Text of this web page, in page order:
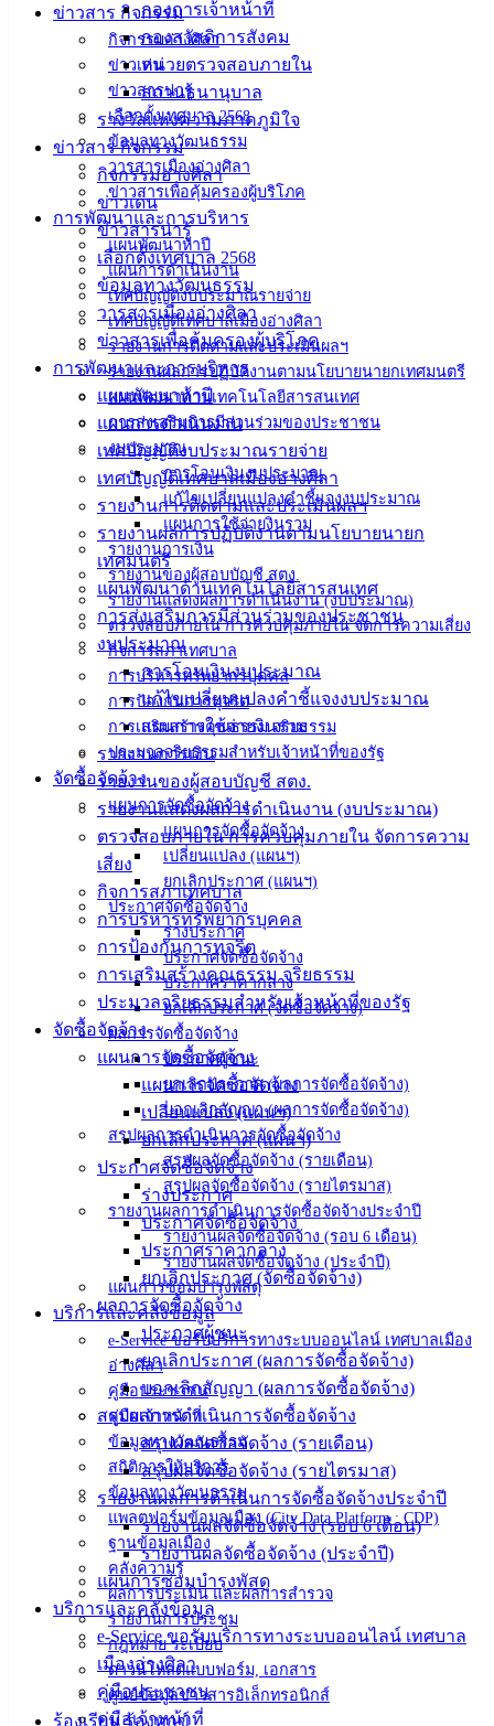
ข่าวสาร กิจกรรม
กิจกรรมอ่างศิลา
ข่าวเด่น
ข่าวสารน่ารู้
เลือกตั้งเทศบาล 2568
ข้อมูลทางวัฒนธรรม
วารสารเมืองอ่างศิลา
ข่าวสารเพื่อคุ้มครองผู้บริโภค
การพัฒนาและการบริหาร
แผนพัฒนาห้าปี
แผนการดำเนินงาน
เทศบัญญัติงบประมาณรายจ่าย
เทศบัญญัติเทศบาลเมืองอ่างศิลา
รายงานการติดตามและประเมินผลฯ
รายงานผลการปฏิบัติงานตามนโยบายนายกเทศมนตรี
แผนพัฒนาด้านเทคโนโลยีสารสนเทศ
การส่งเสริมการมีส่วนร่วมของประชาชน
งบประมาณ
การโอนเงินงบประมาณ
แก้ไขเปลี่ยนแปลงคำชี้แจงงบประมาณ
แผนการใช้จ่ายงินรวม
รายงานการเงิน
รายงานของผู้สอบบัญชี สตง.
รายงานแสดงผลการดำเนินงาน (งบประมาณ)
ตรวจสอบภายใน การควบคุมภายใน จัดการความเสี่ยง
กิจการสภาเทศบาล
การบริหารทรัพยากรบุคคล
การป้องกันการทุจริต
การเสริมสร้างคุณธรรม จริยธรรม
ประมวลจริยธรรมสำหรับเจ้าหน้าที่ของรัฐ
จัดซื้อจัดจ้าง
แผนการจัดซื้อจัดจ้าง
แผนการจัดซื้อจัดจ้าง
เปลี่ยนแปลง (แผนฯ)
ยกเลิกประกาศ (แผนฯ)
ประกาศจัดซื้อจัดจ้าง
ร่างประกาศ
ประกาศจัดซื้อจัดจ้าง
ประกาศราคากลาง
ยกเลิกประกาศ (จัดซื้อจัดจ้าง)
ผลการจัดซื้อจัดจ้าง
ประกาศผู้ชนะ
ยกเลิกประกาศ (ผลการจัดซื้อจัดจ้าง)
บอกเลิกสัญญา (ผลการจัดซื้อจัดจ้าง)
สรุปผลการดำเนินการจัดซื้อจัดจ้าง
สรุปผลจัดซื้อจัดจ้าง (รายเดือน)
สรุปผลจัดซื้อจัดจ้าง (รายไตรมาส)
รายงานผลการดำเนินการจัดซื้อจัดจ้างประจำปี
รายงานผลจัดซื้อจัดจ้าง (รอบ 6 เดือน)
รายงานผลจัดซื้อจัดจ้าง (ประจำปี)
แผนการซ่อมบำรุงพัสดุ
บริการและคลังข้อมูล
e-Service ขอรับบริการทางระบบออนไลน์ เทศบาลเมือง
อ่างศิลา
คู่มือประชาชน
คู่มือเจ้าหน้าที่
ข้อมูลทางวัฒนธรรม
สถิติการให้บริการ
ข้อมูลทางวัฒนธรรม
แพลตฟอร์มข้อมูลเมือง (City Data Platform : CDP)
ฐานข้อมูลเมือง
คลังความรู้
ผลการประเมิน และผลการสำรวจ
รายงานการประชุม
กฎหมาย ระเบียบ
ดาวน์โหลดแบบฟอร์ม, เอกสาร
ศูนย์ข้อมูลข่าวสารอิเล็กทรอนิกส์
ร้องเรียน ร้องทุกข์
กองการเจ้าหน้าที่
กองสวัสดิการสังคม
หน่วยตรวจสอบภายใน
สถานธนานุบาล
รางวัลแห่งความภาคภูมิใจ
ข่าวสาร กิจกรรม
กิจกรรมอ่างศิลา
ข่าวเด่น
ข่าวสารน่ารู้
เลือกตั้งเทศบาล 2568
ข้อมูลทางวัฒนธรรม
วารสารเมืองอ่างศิลา
ข่าวสารเพื่อคุ้มครองผู้บริโภค
การพัฒนาและการบริหาร
แผนพัฒนาห้าปี
แผนการดำเนินงาน
เทศบัญญัติงบประมาณรายจ่าย
เทศบัญญัติเทศบาลเมืองอ่างศิลา
รายงานการติดตามและประเมินผลฯ
รายงานผลการปฏิบัติงานตามนโยบายนายก
เทศมนตรี
แผนพัฒนาด้านเทคโนโลยีสารสนเทศ
การส่งเสริมการมีส่วนร่วมของประชาชน
งบประมาณ
การโอนเงินงบประมาณ
แก้ไขเปลี่ยนแปลงคำชี้แจงงบประมาณ
แผนการใช้จ่ายงินรวม
รายงานการเงิน
รายงานของผู้สอบบัญชี สตง.
รายงานแสดงผลการดำเนินงาน (งบประมาณ)
ตรวจสอบภายใน การควบคุมภายใน จัดการความ
เสี่ยง
กิจการสภาเทศบาล
การบริหารทรัพยากรบุคคล
การป้องกันการทุจริต
การเสริมสร้างคุณธรรม จริยธรรม
ประมวลจริยธรรมสำหรับเจ้าหน้าที่ของรัฐ
จัดซื้อจัดจ้าง
แผนการจัดซื้อจัดจ้าง
แผนการจัดซื้อจัดจ้าง
เปลี่ยนแปลง (แผนฯ)
ยกเลิกประกาศ (แผนฯ)
ประกาศจัดซื้อจัดจ้าง
ร่างประกาศ
ประกาศจัดซื้อจัดจ้าง
ประกาศราคากลาง
ยกเลิกประกาศ (จัดซื้อจัดจ้าง)
ผลการจัดซื้อจัดจ้าง
ประกาศผู้ชนะ
ยกเลิกประกาศ (ผลการจัดซื้อจัดจ้าง)
บอกเลิกสัญญา (ผลการจัดซื้อจัดจ้าง)
สรุปผลการดำเนินการจัดซื้อจัดจ้าง
สรุปผลจัดซื้อจัดจ้าง (รายเดือน)
สรุปผลจัดซื้อจัดจ้าง (รายไตรมาส)
รายงานผลการดำเนินการจัดซื้อจัดจ้างประจำปี
รายงานผลจัดซื้อจัดจ้าง (รอบ 6 เดือน)
รายงานผลจัดซื้อจัดจ้าง (ประจำปี)
แผนการซ่อมบำรุงพัสดุ
บริการและคลังข้อมูล
e-Service ขอรับบริการทางระบบออนไลน์ เทศบาล
เมืองอ่างศิลา
คู่มือประชาชน
คู่มือเจ้าหน้าที่
เช่น งานทะเบียน ฝ่ายเทคโนโลยีสารสนเทศและสื่อสารสนเทศ
และฝ่ายพัฒนาหลักสูตรและจัดการเรียนรู้
เผยแพร่โดย : งานบริการและเผยแพร่วิชาการ กองยุทธศาสตร์
และงบประมาณ เทศบาลเมืองอ่างศิลา
เทศบาล
เมืองอ่าง
สำนักงาน
เทศบาลเมือง
อ่างศิลา 90/338
ม.3 ต.เสม็ด
อ.เมือง จ.ชลบุรี
038-
142-100-104
บริการ
ประชาชน
ดาวน์โหลด
เอกสาร
คู่มือ
ประชาชน/
ปฏิบัติ
งาน
ข่าวสาร
ศุนย์
ข้อมูล
ข่าวสาร
อิเล็กทรอนิกส์
องค์
(Knowledge
Management)
ติดต่อ
เทศบาล